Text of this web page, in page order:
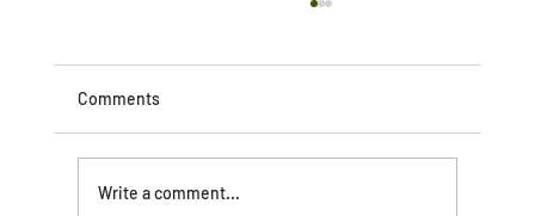
Comments
Write a comment...